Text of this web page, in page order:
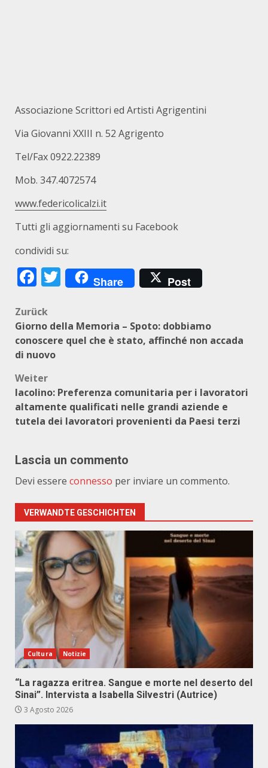
Associazione Scrittori ed Artisti Agrigentini
Via Giovanni XXIII n. 52 Agrigento
Tel/Fax 0922.22389
Mob. 347.4072574
www.federicolicalzi.it
Tutti gli aggiornamenti su Facebook
condividi su:
Facebook
Twitter
Share Post
Beitragsnavigation
Zurück
Giorno della Memoria – Spoto: dobbiamo
conoscere quel che è stato, affinché non accada
di nuovo
Weiter
Iacolino: Preferenza comunitaria per i lavoratori
altamente qualificati nelle grandi aziende e
tutela dei lavoratori provenienti da Paesi terzi
Lascia un commento
Devi essere connesso per inviare un commento.
VERWANDTE GESCHICHTEN
Cultura Notizie
“La ragazza eritrea. Sangue e morte nel deserto del
Sinai”. Intervista a Isabella Silvestri (Autrice)
3 Agosto 2026